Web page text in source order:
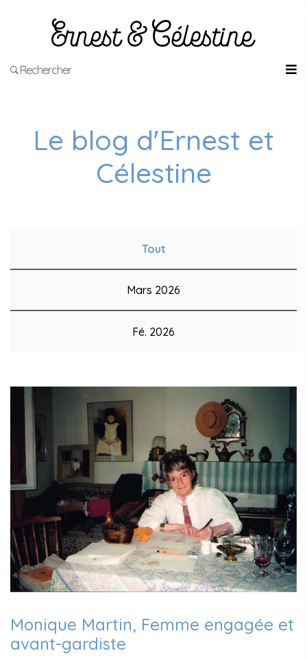
Rechercher
Le blog d'Ernest et
Célestine
Tout
Mars 2026
Fé. 2026
Monique Martin, Femme engagée et
avant-gardiste